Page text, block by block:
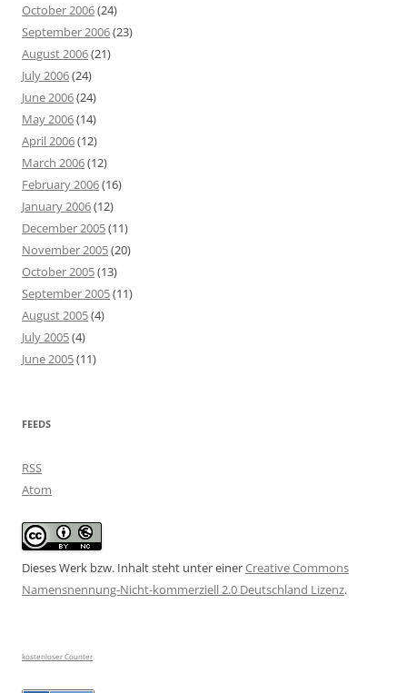
October 2006(24)
September 2006(23)
August 2006(21)
July 2006(24)
June 2006(24)
May 2006(14)
April 2006(12)
March 2006(12)
February 2006(16)
January 2006(12)
December 2005(11)
November 2005(20)
October 2005(13)
September 2005(11)
August 2005(4)
July 2005(4)
June 2005(11)
FEEDS
RSS
Atom
Dieses Werk bzw. Inhalt steht unter einerCreative Commons
Namensnennung-Nicht-kommerziell 2.0 Deutschland Lizenz.
kostenloser Counter